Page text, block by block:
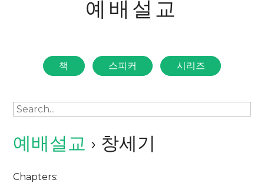
예배설교
책 스피커 시리즈
예배설교 › 창세기
Chapters: